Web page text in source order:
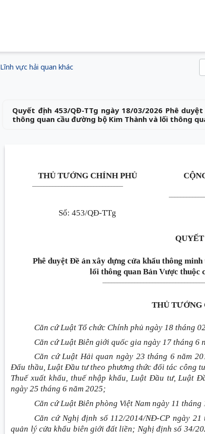
Lĩnh vực hải quan khác
Quyết định 453/QĐ-TTg ngày 18/03/2026 Phê
thông quan cầu đường bộ Kim Thành và lối thông
THỦ TƯỚNG CHÍNH PHỦ
Số: 453/QĐ-TTg
Phê duyệt Đề án xây dựng cửa khẩu thông
lối thông quan Bản Vược thuộc
THỦ TƯỚNG
Căn cứ Luật Tổ chức Chính phủ ngày 18 tháng
Căn cứ Luật Biên giới quốc gia ngày 17 tháng 6
Căn cứ Luật Hải quan ngày 23 tháng 6 năm
Đấu thầu, Luật Đầu tư theo phương thức đối tác công
Thuế xuất khẩu, thuế nhập khẩu, Luật Đầu tư, Luật
ngày 25 tháng 6 năm 2025;
Căn cứ Luật Biên phòng Việt Nam ngày 11 tháng
Căn cứ Nghị định số 112/2014/NĐ-CP ngày
quản lý cửa khẩu biên giới đất liền; Nghị định số 34/